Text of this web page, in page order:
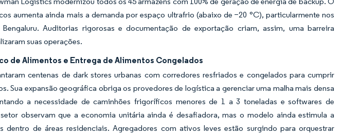
aumenta ainda mais a demanda por espaço ultrafrio (abaixo de −20 °C), particularmente nos
Auditorias rigorosas e documentação de exportação criam, assim, uma barreira
suas operações.
de Alimentos e Entrega de Alimentos Congelados
centenas de dark stores urbanas com corredores resfriados e congelados para cumprir
Sua expansão geográfica obriga os provedores de logística a gerenciar uma malha mais densa
a necessidade de caminhões frigoríficos menores de 1 a 3 toneladas e softwares de
observam que a economia unitária ainda é desafiadora, mas o modelo ainda estimula a
dentro de áreas residenciais. Agregadores com ativos leves estão surgindo para orquestrar